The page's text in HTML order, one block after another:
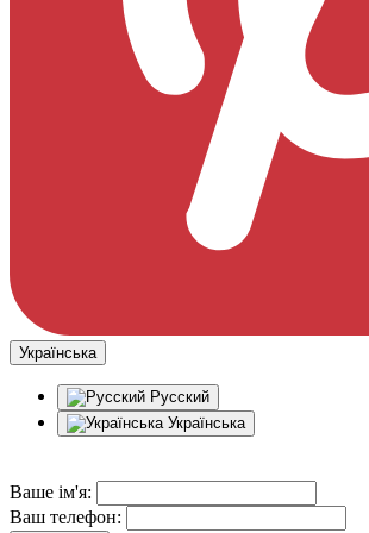
Українська
Русский
Українська
Ваше ім'я:
Ваш телефон: